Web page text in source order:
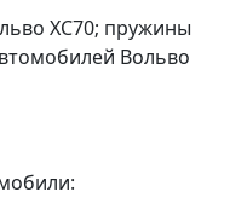
ХС70; пружины
Вольво